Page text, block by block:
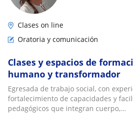
Clases on line
Oratoria y comunicación
Clases y espacios de
humano y transformador
Egresada de trabajo social, con
fortalecimiento de capacidades y
pedagógicos que integran cuerpo,...